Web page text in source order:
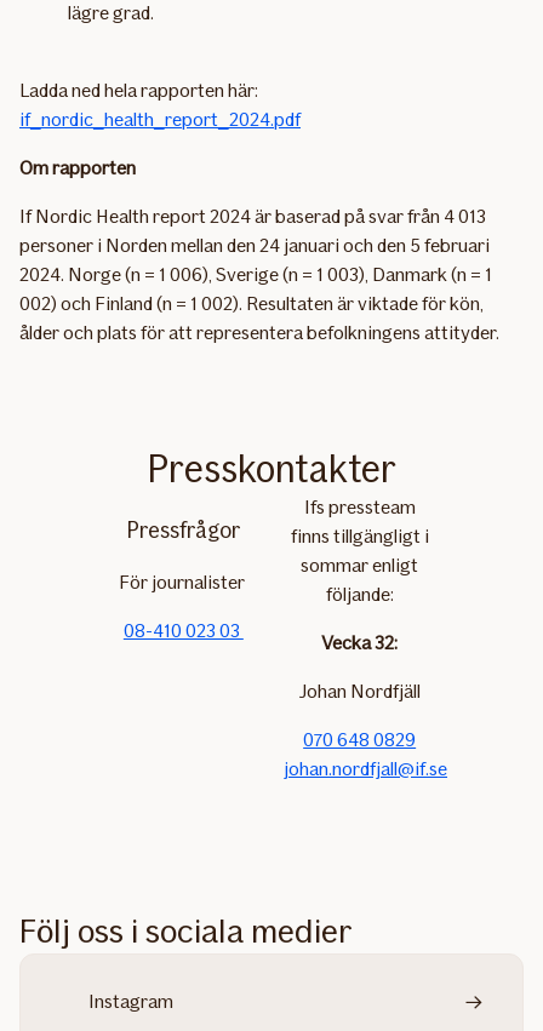
lägre grad.
Ladda ned hela rapporten här:
if_nordic_health_report_2024.pdf
Om rapporten
If Nordic Health report 2024 är baserad på svar från 4 013
personer i Norden mellan den 24 januari och den 5 februari
2024. Norge (n = 1 006), Sverige (n = 1 003), Danmark (n = 1
002) och Finland (n = 1 002). Resultaten är viktade för kön,
ålder och plats för att representera befolkningens attityder.
Presskontakter
Pressfrågor
För journalister
08-410 023 03
Ifs pressteam
finns tillgängligt i
sommar enligt
följande:
Vecka 32:
Johan Nordfjäll
070 648 0829
johan.nordfjall@if.se
Följ oss i sociala medier
Instagram